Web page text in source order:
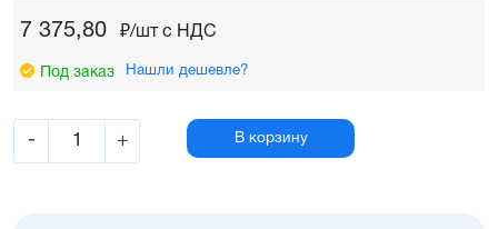
7 375,80 ₽/шт c НДС
Под заказ Нашли дешевле?
- + В корзину